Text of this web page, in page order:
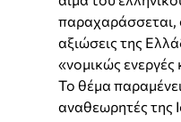
παραχαράσσεται,
αξιώσεις της
«νομικώς ενεργές
Το θέμα
αναθεωρητές της